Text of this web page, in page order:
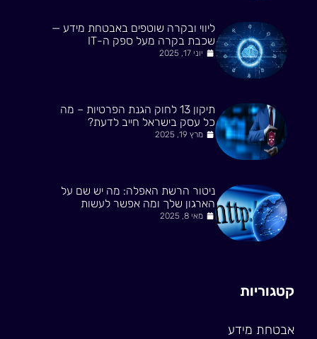
ליווי ובקרה שוטפים באבטחת מידע —
שכבת בקרה מעל ספק ה-IT
יוני 17, 2025
תיקון 13 לחוק הגנת הפרטיות – מה
כל עסק בישראל חייב לדעת?
מרץ 19, 2025
ניטור הרשת האפלה: מה יש שם על
הארגון שלך ומה אפשר לעשות
מאי 8, 2025
קטגוריות
אבטחת מידע